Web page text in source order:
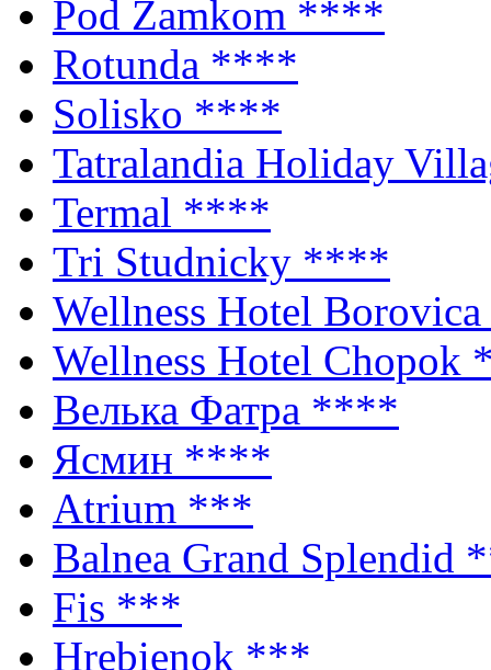
Pod Zamkom ****
Rotunda ****
Solisko ****
Tatralandia Holiday
Termal ****
Tri Studnicky ****
Wellness Hotel Borovica
Wellness Hotel Chopok
Велька Фатра ****
Ясмин ****
Atrium ***
Balnea Grand Splendid
Fis ***
Hrebienok ***